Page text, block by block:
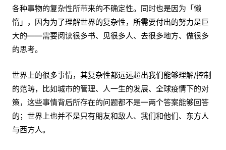
各种事物的复杂性所带来的不确定性。同时也是因为「懒
惰」，因为为了理解世界的复杂性，所需要付出的努力是巨
大的——需要阅读很多书、见很多人、去很多地方、做很多
的思考。
世界上的很多事情，其复杂性都远远超出我们能够理解/控制
的范畴，比如城市的管理、人一生的发展、全球疫情下的对
策，这些事情背后所存在的问题都不是一两个答案能够回答
的；世界上也并不是只有朋友和敌人、我们和他们、东方人
与西方人。